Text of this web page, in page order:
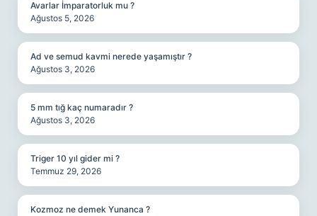
Avarlar İmparatorluk mu ?
Ağustos 5, 2026
Ad ve semud kavmi nerede yaşamıştır ?
Ağustos 3, 2026
5 mm tığ kaç numaradır ?
Ağustos 3, 2026
Triger 10 yıl gider mi ?
Temmuz 29, 2026
Kozmoz ne demek Yunanca ?